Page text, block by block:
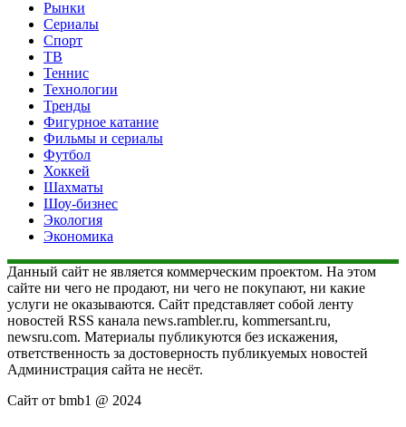
Рынки
Сериалы
Спорт
ТВ
Теннис
Технологии
Тренды
Фигурное катание
Фильмы и сериалы
Футбол
Хоккей
Шахматы
Шоу-бизнес
Экология
Экономика
Данный сайт не является коммерческим проектом. На этом
сайте ни чего не продают, ни чего не покупают, ни какие
услуги не оказываются. Сайт представляет собой ленту
новостей RSS канала news.rambler.ru, kommersant.ru,
newsru.com. Материалы публикуются без искажения,
ответственность за достоверность публикуемых новостей
Администрация сайта не несёт.
Сайт от bmb1 @ 2024